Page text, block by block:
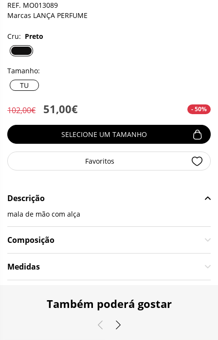
REF. MO013089
Marcas LANÇA PERFUME
Cru: Preto
Tamanho:
TU
102,00€ 51,00€ - 50%
SELECIONE UM TAMANHO
Favoritos
Descrição
mala de mão com alça
Composição
Medidas
Também poderá gostar